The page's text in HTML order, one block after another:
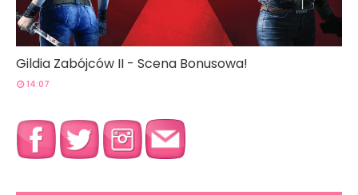
Gildia Zabójców II - Scena Bonusowa!
14:07